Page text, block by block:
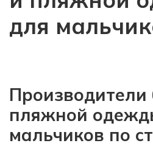
для
Производители
пляжной
мальчиков по